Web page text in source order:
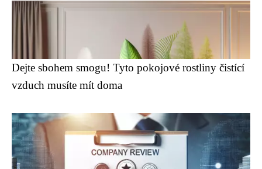
Dejte sbohem smogu! Tyto pokojové rostliny čistící
vzduch musíte mít doma